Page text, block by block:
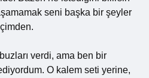
seni başka bir şeyler
verdi, ama ben bir
O kalem seti yerine,